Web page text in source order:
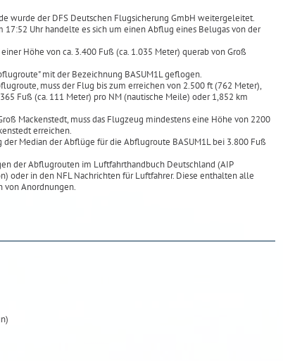
wurde der DFS Deutschen Flugsicherung GmbH weitergeleitet.
Uhr handelte es sich um einen Abflug eines Belugas von der
Höhe von ca. 3.400 Fuß (ca. 1.035 Meter) querab von Groß
mit der Bezeichnung BASUM1L geflogen.
muss der Flug bis zum erreichen von 2.500 ft (762 Meter),
Fuß (ca. 111 Meter) pro NM (nautische Meile) oder 1,852 km
Mackenstedt, muss das Flugzeug mindestens eine Höhe von 2200
erreichen.
der Median der Abflüge für die Abflugroute BASUM1L bei 3.800 Fuß
der Abflugrouten im Luftfahrthandbuch Deutschland (AIP
oder in den NFL Nachrichten für Luftfahrer. Diese enthalten alle
von Anordnungen.